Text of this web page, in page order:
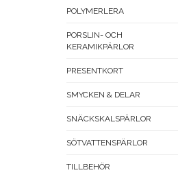
POLYMERLERA
PORSLIN- OCH
KERAMIKPÄRLOR
PRESENTKORT
SMYCKEN & DELAR
SNÄCKSKALSPÄRLOR
SÖTVATTENSPÄRLOR
TILLBEHÖR